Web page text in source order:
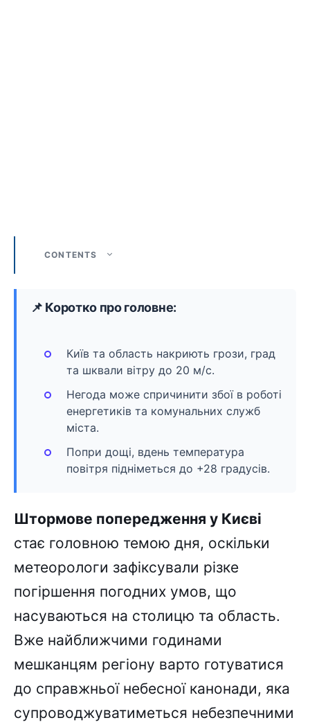
CONTENTS
📌 Коротко про головне:
Київ та область накриють грози, град
та шквали вітру до 20 м/с.
Негода може спричинити збої в роботі
енергетиків та комунальних служб
міста.
Попри дощі, вдень температура
повітря підніметься до +28 градусів.
Штормове попередження у Києві
стає головною темою дня, оскільки
метеорологи зафіксували різке
погіршення погодних умов, що
насуваються на столицю та область.
Вже найближчими годинами
мешканцям регіону варто готуватися
до справжньої небесної канонади, яка
супроводжуватиметься небезпечними